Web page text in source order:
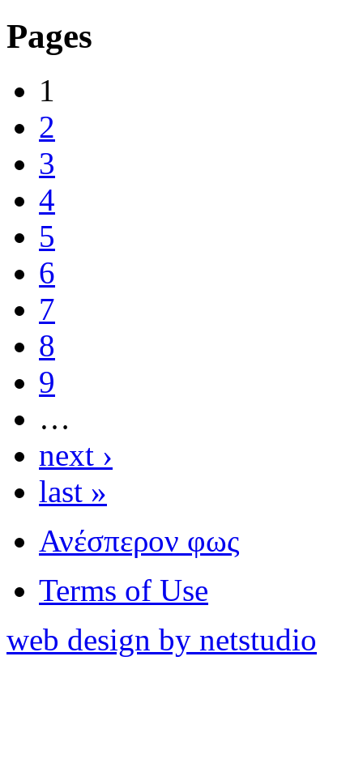
Pages
1
2
3
4
5
6
7
8
9
…
next ›
last »
Ανέσπερον φως
Terms of Use
web design by netstudio